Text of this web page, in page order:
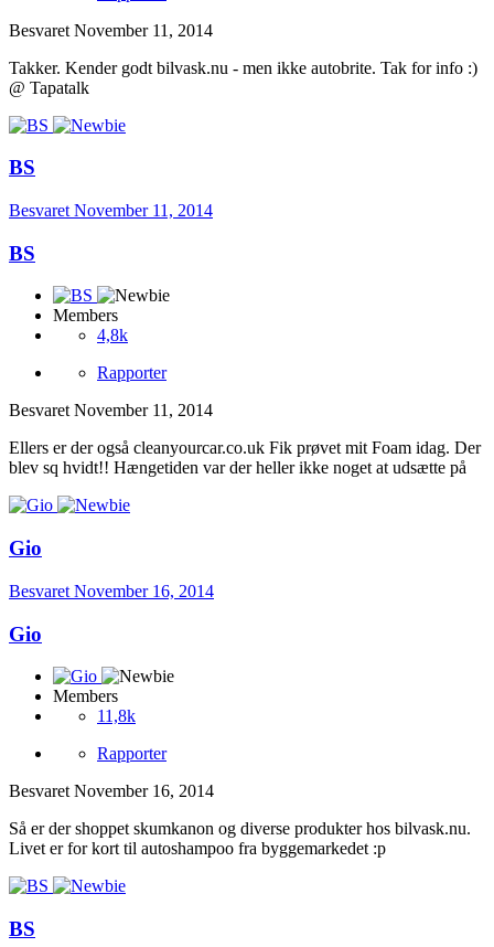
Besvaret November 11, 2014
Takker. Kender godt bilvask.nu - men ikke autobrite. Tak for info :)
@ Tapatalk
BS
Besvaret November 11, 2014
BS
Members
4,8k
Rapporter
BesvaretNovember 11, 2014
Ellers er der også cleanyourcar.co.uk Fik prøvet mit Foam idag. Der
blev sq hvidt!! Hængetiden var der heller ikke noget at udsætte på
Gio
Besvaret November 16, 2014
Gio
Members
11,8k
Rapporter
Besvaret November 16, 2014
Så er der shoppet skumkanon og diverse produkter hos bilvask.nu.
Livet er for kort til autoshampoo fra byggemarkedet :p
BS